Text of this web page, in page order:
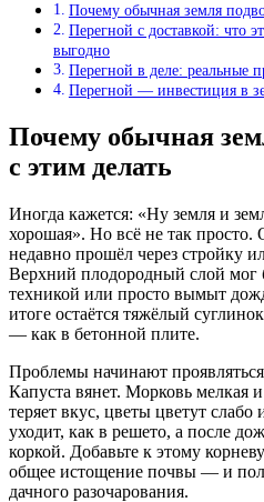
Почему обычная земля
Перегной с доставкой: что
выгодно
Перегной в деле: реальные
Перегной — инвестиция в
Почему обычная
с этим делать
Иногда кажется: «Ну земля и
хорошая». Но всё не так просто.
недавно прошёл через стройку
Верхний плодородный слой мог
техникой или просто вымыт
итоге остаётся тяжёлый
— как в бетонной плите.
Проблемы начинают
Капуста вянет. Морковь мелкая
теряет вкус, цветы цветут слабо
уходит, как в решето, а после
коркой. Добавьте к этому
общее истощение почвы — и
дачного разочарования.